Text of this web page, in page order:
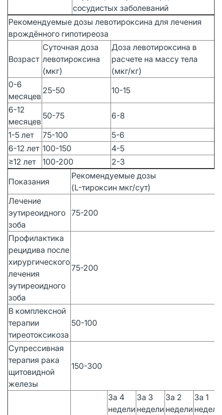
сосудистых заболеваний
Рекомендуемые дозы левотироксина для лечения
врождённого гипотиреоза
Возраст
Суточная доза
левотироксина
(мкг)
Доза левотироксина в
расчете на массу тела
(мкг/кг)
0-6
месяцев
25-50
10-15
6-12
месяцев
50-75
6-8
1-5 лет
75-100
5-6
6-12 лет 100-150
4-5
≥12 лет
100-200
2-3
Показания
Рекомендуемые дозы
(L-тироксин мкг/сут)
Лечение
эутиреоидного
зоба
75-200
Профилактика
рецидива после
хирургического
лечения
эутиреоидного
зоба
75-200
В комплексной
терапии
тиреотоксикоза
50-100
Супрессивная
терапия рака
щитовидной
железы
150-300
За 4
недели
За 3
недели
За 2
недели
За 1